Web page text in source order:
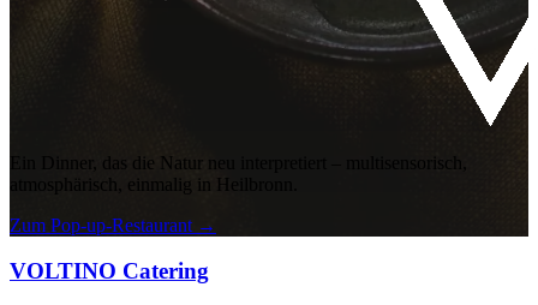
Ein Dinner, das die Natur neu interpretiert – multisensorisch,
atmosphärisch, einmalig in Heilbronn.
Zum Pop-up-Restaurant →
VOLTINO Catering